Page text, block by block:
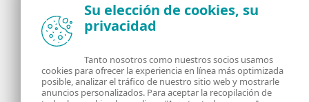
Noticias, opiniones y análisis de la comunidad de
seguridad de ESET
Acerca de RSS Feed
Su elección de cookies, su
privacidad
Tanto nosotros como nuestros socios usamos
cookies para ofrecer la experiencia en línea más optimizada
posible, analizar el tráfico de nuestro sitio web y mostrarle
anuncios personalizados. Para aceptar la recopilación de